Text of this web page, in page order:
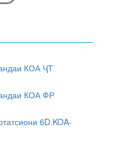
КОА ҶТ
КОА ФР
6D.KOA-